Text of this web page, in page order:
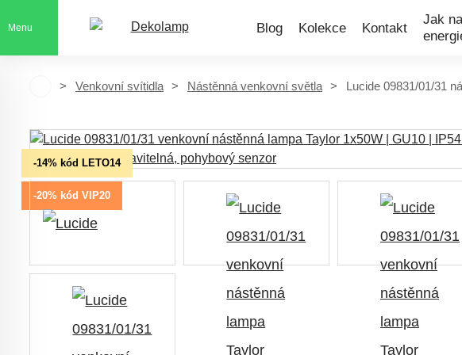
Menu Blog Kolekce Kontakt
Jak
Venkovní svítidla Nástěnná venkovní světla Lucide 09831/01/31
-14% kód LETO14
-20% kód VIP20